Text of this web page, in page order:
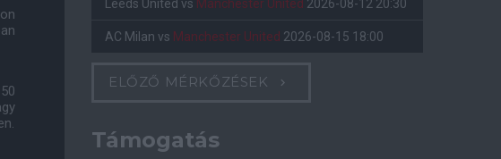
Leeds United vs Manchester United 2026-08-12 20:30
AC Milan vs Manchester United 2026-08-15 18:00
ELŐZŐ MÉRKŐZÉSEK
Támogatás